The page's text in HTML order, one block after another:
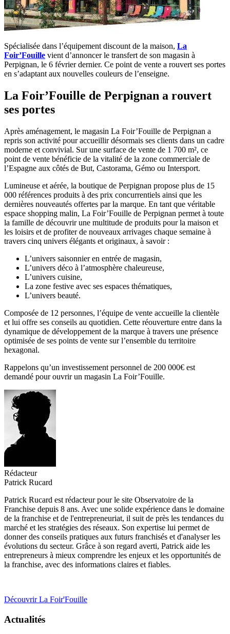
Spécialisée dans l’équipement discount de la maison, La
Foir’Fouille vient d’annoncer le transfert de son magasin à
Perpignan, le 6 février dernier. Ce point de vente a rouvert ses portes
en s’adaptant aux nouvelles couleurs de l’enseigne.
La Foir’Fouille de Perpignan a rouvert
ses portes
Après aménagement, le magasin La Foir’Fouille de Perpignan a
repris son activité pour accueillir désormais ses clients dans un cadre
moderne et convivial. Sur une surface de vente de 1 700 m², ce
point de vente bénéficie de la vitalité de la zone commerciale de
l’Espagne aux côtés de But, Castorama, Gémo ou Intersport.
Lumineuse et aérée, la boutique de Perpignan propose plus de 15
000 références produits à des prix concurrentiels ainsi que les
dernières nouveautés offertes par la marque. En tant que véritable
espace shopping malin, La Foir’Fouille de Perpignan permet à toute
la famille de découvrir une multitude de produits pour la maison et
les loisirs et de profiter de nouveaux arrivages chaque semaine à
travers cinq univers élégants et originaux, à savoir :
L’univers saisonnier en entrée de magasin,
L’univers déco à l’atmosphère chaleureuse,
L’univers cuisine,
La zone festive avec ses espaces thématiques,
L’univers beauté.
Composée de 12 personnes, l’équipe de vente accueille la clientèle
et lui offre ses conseils au quotidien. Cette réouverture entre dans la
dynamique de développement de la marque à travers une présence
optimisée de ses points de vente sur l’ensemble du territoire
hexagonal.
Rappelons qu’un investissement personnel de 200 000€ est
demandé pour ouvrir un magasin La Foir’Fouille.
Rédacteur
Patrick Rucard
Patrick Rucard est rédacteur pour le site Observatoire de la
Franchise depuis 8 ans. Avec une solide expérience dans le domaine
de la franchise et de l'entrepreneuriat, il suit de près les tendances du
marché et les stratégies des réseaux. Son expertise lui permet de
donner des conseils pratiques aux futurs franchisés et d'analyser les
évolutions du secteur. Grâce à son regard averti, Patrick aide les
entrepreneurs à mieux comprendre les enjeux et les opportunités de
la franchise, avec des informations claires et fiables.
Découvrir La Foir'Fouille
Actualités